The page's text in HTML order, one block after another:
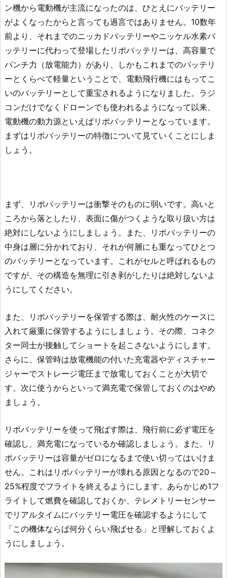
ン機から電動機が主流になったのは、ひとえにバッテリー
がよくなったからと言っても過言ではありません。10数年
前より、それまでのニッカドバッテリーやニッケル水素バ
ッテリーに代わって登場したリポバッテリーは、高容量で
パンチ力（放電能力）があり、しかもこれまでのバッテリ
ーとくらべて軽量ということで、電動飛行機にはもってこ
いのバッテリーとして重宝されるようになりました。ラジ
コンだけでなくドローンでも使われるようになって以来、
電動機の動力源といえばリポバッテリーとなっています。
まずはリポバッテリーの特徴について見ていくことにしま
しょう。
まず、リポバッテリーは衝撃そのものに弱いです。高いと
ころから落としたり、表面に傷がつくような取り扱い方は
絶対にしないようにしましょう。また、リポバッテリーの
中身は層に分かれており、それが何層にも重なってひとつ
のバッテリーとなっています。これがセルと呼ばれるもの
ですが、その構造を無理に引き剥がしたりは絶対しないよ
うにしてください。
また、リポバッテリーを保管する際は、耐火性のケースに
入れて厳重に保管するようにしましょう。その際、コネク
ター同士が接触してショートを起こさないようにします。
さらに、保管時は放電機能の付いた充電器やディスチャー
ジャーでストレージ電圧まで放電しておくことが大切で
す。次に使うからといって満充電で保管しておくのはやめ
ましょう。
リポバッテリーを使って飛ばす際は、飛行前に必ず電圧を
確認し、満充電になっているか確認しましょう。また、リ
ポバッテリーは容量がゼロになるまで使い切ってはいけま
せん。これはリポバッテリーが壊れる原因となるので20～
25%程度でフライトを終えるようにします。あらかじめ1フ
ライトして燃費を確認しておくか、テレメトリーセンサー
でリアルタイムにバッテリー電圧を確認するようにして
「この機体ならば何分くらい飛ばせる」と理解しておくよ
うにしましょう。